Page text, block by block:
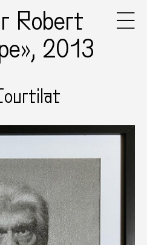
Robert
2013